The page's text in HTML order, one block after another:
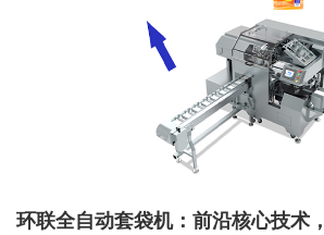
环联全自动套袋机：前沿核心技术